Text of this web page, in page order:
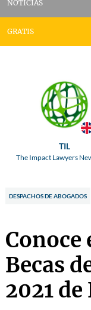
NOTICIAS
GRATIS
TIL
The Impact Lawyers
DESPACHOS DE ABOGADOS
Conoce
Becas
2021